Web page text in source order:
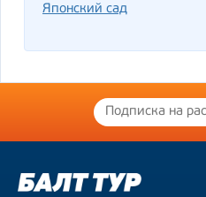
Японский сад